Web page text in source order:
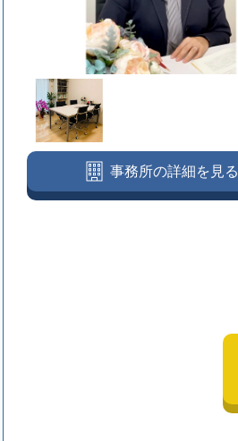
事務所の詳細を見る